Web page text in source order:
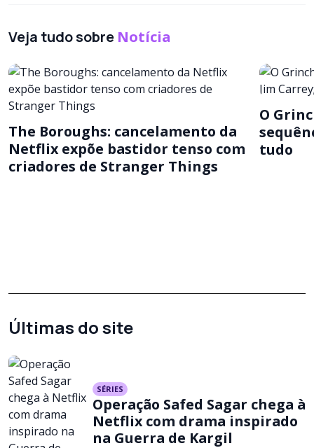
Veja tudo sobre Notícia
The Boroughs: cancelamento da
Netflix expõe bastidor tenso com
criadores de Stranger Things
O
tudo
Últimas do site
SÉRIES
Operação Safed Sagar chega à
Netflix com drama inspirado
na Guerra de Kargil